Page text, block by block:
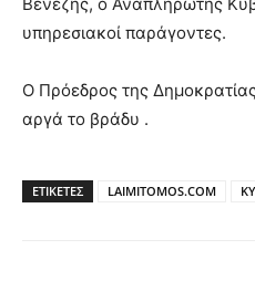
υπηρεσιακοί παράγοντες.
Ο Πρόεδρος της
αργά το βράδυ .
ΕΤΙΚΕΤΕΣ LAIMITOMOS.COM